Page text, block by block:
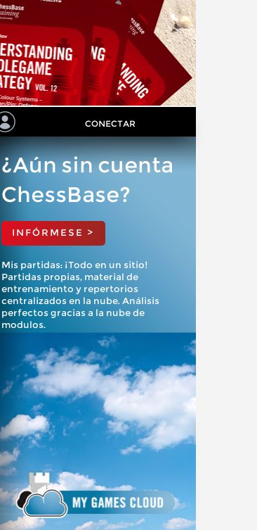
CONECTAR
¿Aún sin cuenta
ChessBase?
INFÓRMESE >
Mis partidas: ¡Todo en un sitio!
Partidas propias, material de
entrenamiento y repertorios
centralizados en la nube. Análisis
perfectos gracias a la nube de
modulos.